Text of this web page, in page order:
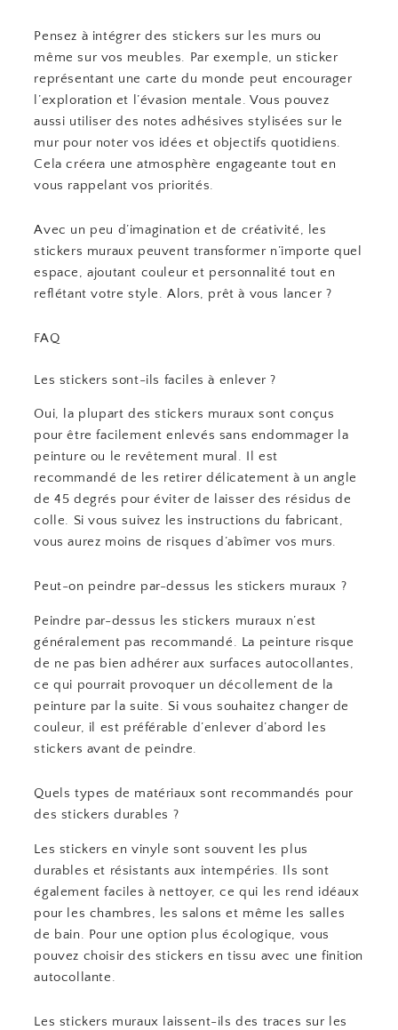
Pensez à intégrer des stickers sur les murs ou
même sur vos meubles. Par exemple, un sticker
représentant une carte du monde peut encourager
l’exploration et l’évasion mentale. Vous pouvez
aussi utiliser des notes adhésives stylisées sur le
mur pour noter vos idées et objectifs quotidiens.
Cela créera une atmosphère engageante tout en
vous rappelant vos priorités.
Avec un peu d’imagination et de créativité, les
stickers muraux peuvent transformer n’importe quel
espace, ajoutant couleur et personnalité tout en
reflétant votre style. Alors, prêt à vous lancer ?
FAQ
Les stickers sont-ils faciles à enlever ?
Oui, la plupart des stickers muraux sont conçus
pour être facilement enlevés sans endommager la
peinture ou le revêtement mural. Il est
recommandé de les retirer délicatement à un angle
de 45 degrés pour éviter de laisser des résidus de
colle. Si vous suivez les instructions du fabricant,
vous aurez moins de risques d’abîmer vos murs.
Peut-on peindre par-dessus les stickers muraux ?
Peindre par-dessus les stickers muraux n’est
généralement pas recommandé. La peinture risque
de ne pas bien adhérer aux surfaces autocollantes,
ce qui pourrait provoquer un décollement de la
peinture par la suite. Si vous souhaitez changer de
couleur, il est préférable d’enlever d’abord les
stickers avant de peindre.
Quels types de matériaux sont recommandés pour
des stickers durables ?
Les stickers en vinyle sont souvent les plus
durables et résistants aux intempéries. Ils sont
également faciles à nettoyer, ce qui les rend idéaux
pour les chambres, les salons et même les salles
de bain. Pour une option plus écologique, vous
pouvez choisir des stickers en tissu avec une finition
autocollante.
Les stickers muraux laissent-ils des traces sur les